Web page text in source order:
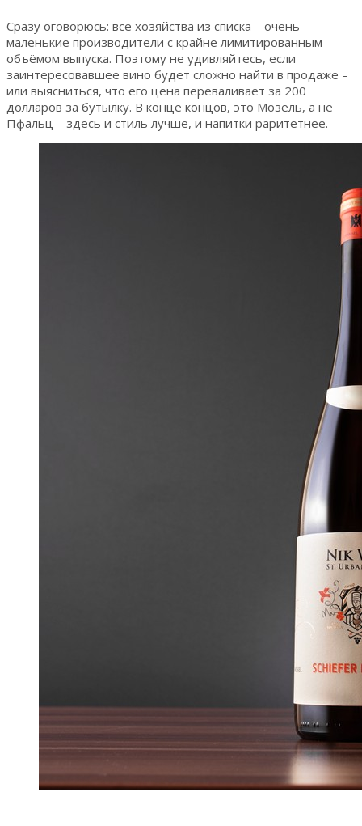
Сразу оговорюсь: все хозяйства из списка – очень
маленькие производители с крайне лимитированным
объёмом выпуска. Поэтому не удивляйтесь, если
заинтересовавшее вино будет сложно найти в продаже –
или выясниться, что его цена переваливает за 200
долларов за бутылку. В конце концов, это Мозель, а не
Пфальц – здесь и стиль лучше, и напитки раритетнее.